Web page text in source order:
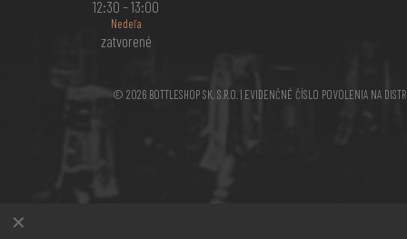
12:30 – 13:00
Nedeľa
zatvorené
© 2026 BOTTLESHOP SK, S.R.O. | EVIDENČNÉ ČÍSLO POVOLENIA NA
✕